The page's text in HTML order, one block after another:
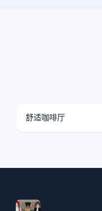
舒适咖啡厅